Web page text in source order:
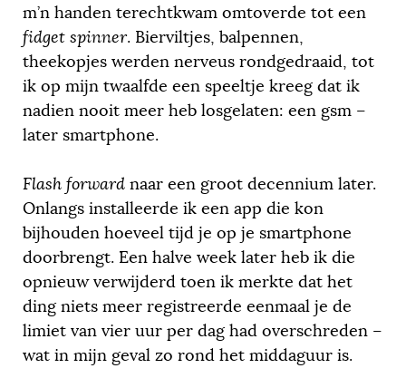
m’n handen terechtkwam omtoverde tot een
fidget spinner. Bierviltjes, balpennen,
theekopjes werden nerveus rondgedraaid, tot
ik op mijn twaalfde een speeltje kreeg dat ik
nadien nooit meer heb losgelaten: een gsm –
later smartphone.
Flash forward naar een groot decennium later.
Onlangs installeerde ik een app die kon
bijhouden hoeveel tijd je op je smartphone
doorbrengt. Een halve week later heb ik die
opnieuw verwijderd toen ik merkte dat het
ding niets meer registreerde eenmaal je de
limiet van vier uur per dag had overschreden –
wat in mijn geval zo rond het middaguur is.